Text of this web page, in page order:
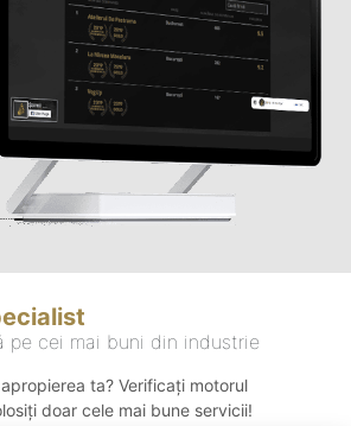
pe cei mai buni din industrie
ta? Verificați motorul
doar cele mai bune servicii!